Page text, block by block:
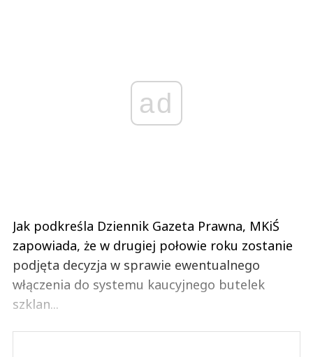
ad
Jak podkreśla Dziennik Gazeta Prawna, MKiŚ
zapowiada, że w drugiej połowie roku zostanie
podjęta decyzja w sprawie ewentualnego
włączenia do systemu kaucyjnego butelek
szklan...